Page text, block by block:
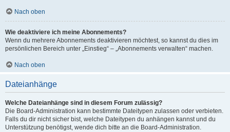
Nach oben
Wie deaktiviere ich meine Abonnements?
Wenn du mehrere Abonnements deaktivieren möchtest, so kannst du dies im
persönlichen Bereich unter „Einstieg“ – „Abonnements verwalten“ machen.
Nach oben
Dateianhänge
Welche Dateianhänge sind in diesem Forum zulässig?
Die Board-Administration kann bestimmte Dateitypen zulassen oder verbieten.
Falls du dir nicht sicher bist, welche Dateitypen du anhängen kannst und du
Unterstützung benötigst, wende dich bitte an die Board-Administration.